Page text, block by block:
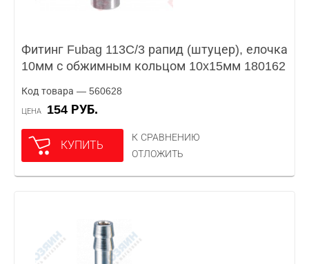
Фитинг Fubag 113C/3 рапид (штуцер), елочка
10мм с обжимным кольцом 10x15мм 180162
Код товара — 560628
ЦЕНА 154 РУБ.
КУПИТЬ
К СРАВНЕНИЮ
ОТЛОЖИТЬ